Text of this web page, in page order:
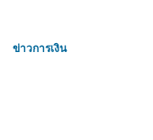
ข่าวการเงิน